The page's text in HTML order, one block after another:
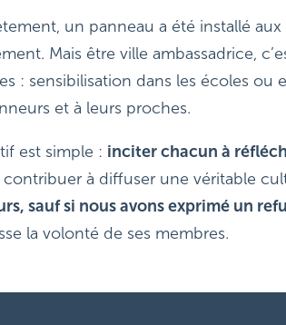
un panneau a été installé
Mais être ville ambassadrice,
: sensibilisation dans les écoles
et à leurs proches.
est simple : inciter chacun à
contribuer à diffuser une véritable
sauf si nous avons exprimé un
la volonté de ses membres.